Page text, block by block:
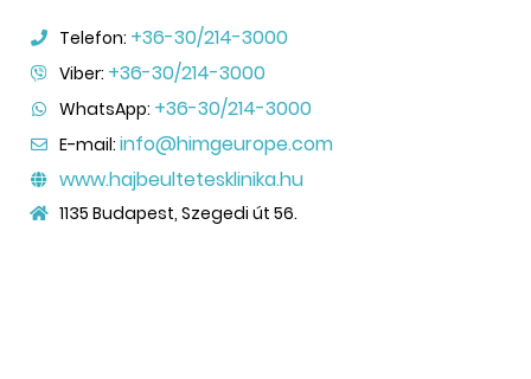
Telefon: +36-30/214-3000
Viber: +36-30/214-3000
WhatsApp: +36-30/214-3000
E-mail: info@himgeurope.com
www.hajbeultetesklinika.hu
1135 Budapest, Szegedi út 56.